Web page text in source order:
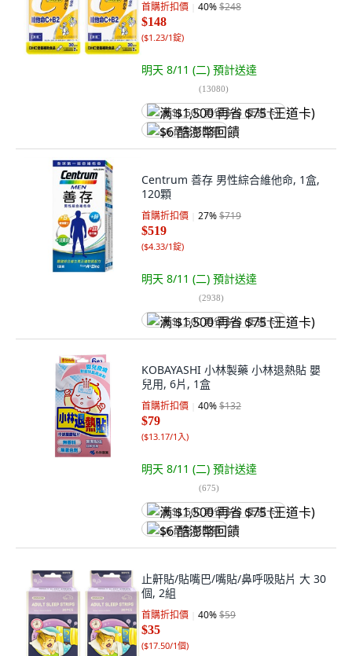
首購折扣價 40%$248
$148
($1.23/1錠)
明天 8/11 (二) 預計送達
(13080)
满 $1,500 再省 $75 (王道卡)
$6 酷澎幣回饋
Centrum 善存 男性綜合維他命, 1盒,
120顆
首購折扣價 27%$719
$519
($4.33/1錠)
明天 8/11 (二) 預計送達
(2938)
满 $1,500 再省 $75 (王道卡)
KOBAYASHI 小林製藥 小林退熱貼 嬰
兒用, 6片, 1盒
首購折扣價 40%$132
$79
($13.17/1入)
明天 8/11 (二) 預計送達
(675)
满 $1,500 再省 $75 (王道卡)
$6 酷澎幣回饋
止鼾貼/貼嘴巴/嘴貼/鼻呼吸貼片 大 30
個, 2組
首購折扣價 40%$59
$35
($17.50/1個)